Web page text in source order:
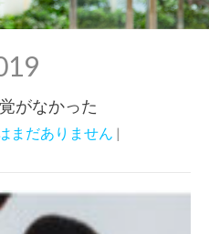
がなかった
まだありません |